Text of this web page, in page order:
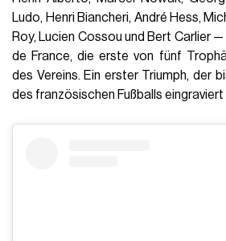
Ludo, Henri Biancheri, André Hess,
Roy, Lucien Cossou und Bert Carlier
de France, die erste von fünf
des Vereins. Ein erster Triumph, der
des französischen Fußballs eingraviert